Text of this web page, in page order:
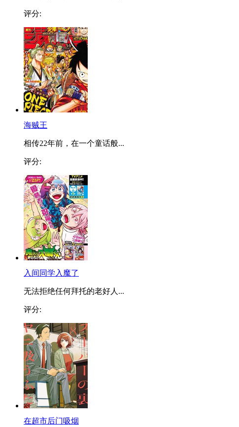
评分:
海贼王
相传22年前，在一个童话般...
评分:
入间同学入魔了
无法拒绝任何拜托的老好人...
评分:
在超市后门吸烟